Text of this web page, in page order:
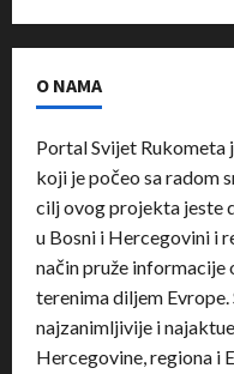
O NAMA
Portal Svijet Rukometa
koji je počeo sa radom
cilj ovog projekta jeste
u Bosni i Hercegovini i
način pruže informacije
terenima diljem
najzanimljivije i
Hercegovine, regiona i